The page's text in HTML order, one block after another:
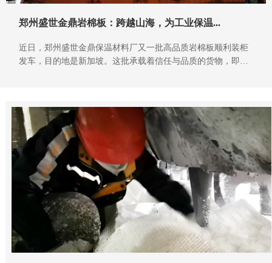
郑州盛世金鼎岩棉板：跨越山海，为工业保温...
近日，郑州盛世金鼎保温材料厂又一批高品质岩棉板顺利装柜
发车，目的地是新加坡。这批承载着信任与品质的货物，即将